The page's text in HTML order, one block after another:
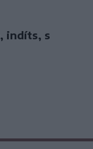
indíts, s